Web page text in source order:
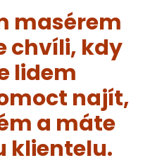
masérem
chvíli, kdy
lidem
najít,
a máte
klientelu.